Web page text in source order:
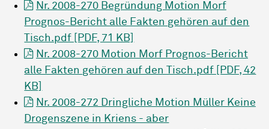
Nr. 2008-270 Begründung Motion Morf
Prognos-Bericht alle Fakten gehören auf den
Tisch.pdf [PDF, 71 KB]
Nr. 2008-270 Motion Morf Prognos-Bericht
alle Fakten gehören auf den Tisch.pdf [PDF, 42
KB]
Nr. 2008-272 Dringliche Motion Müller Keine
Drogenszene in Kriens - aber